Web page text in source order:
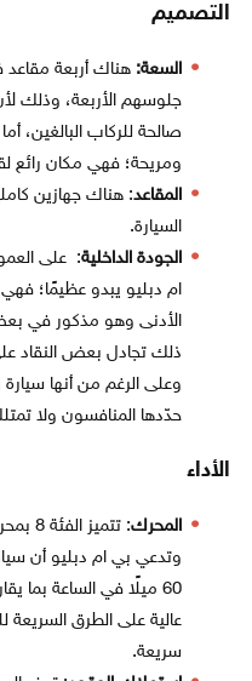
التصميم
السعة: هناك أربعة مقاعد
جلوسهم الأربعة، وذلك
صالحة للركاب البالغين،
ومريحة؛ فهي مكان رائع
المقاعد: هناك جهازين
السيارة.
الجودة الداخلية: على
ام دبليو يبدو عظيمًا؛
الأدنى وهو مذكور في
ذلك تجادل بعض النقاد
وعلى الرغم من أنها سيارة
حدّدها المنافسون ولا
الأداء
المحرك
وتدعي بي ام دبليو أن
عالية على الطرق السريعة
سريعة.